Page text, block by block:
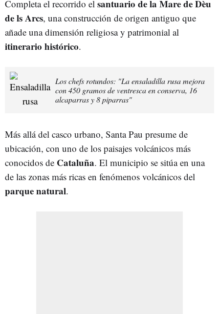
Completa el recorrido el santuario de la Mare de Dèu
de ls Arcs, una construcción de origen antiguo que
añade una dimensión religiosa y patrimonial al
itinerario histórico.
Los chefs rotundos: "La ensaladilla rusa mejora
con 450 gramos de ventresca en conserva, 16
alcaparras y 8 piparras"
Más allá del casco urbano, Santa Pau presume de
ubicación, con uno de los paisajes volcánicos más
conocidos de Cataluña. El municipio se sitúa en una
de las zonas más ricas en fenómenos volcánicos del
parquenatural.